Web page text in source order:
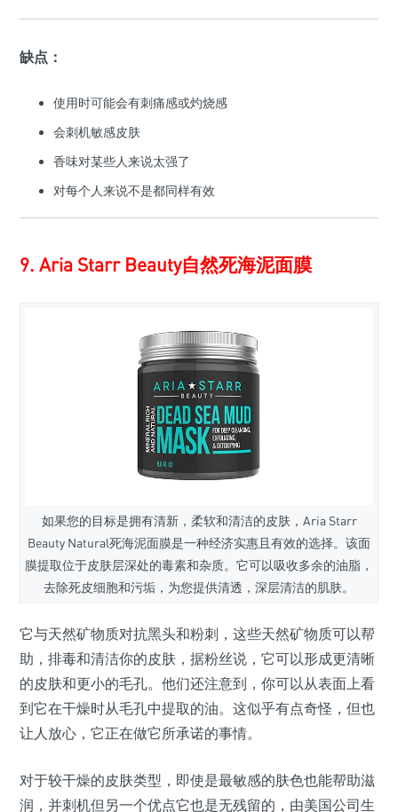
缺点：
使用时可能会有刺痛感或灼烧感
会刺机敏感皮肤
香味对某些人来说太强了
对每个人来说不是都同样有效
9. Aria Starr Beauty自然死海泥面膜
如果您的目标是拥有清新，柔软和清洁的皮肤，Aria Starr
Beauty Natural死海泥面膜是一种经济实惠且有效的选择。该面
膜提取位于皮肤层深处的毒素和杂质。它可以吸收多余的油脂，
去除死皮细胞和污垢，为您提供清透，深层清洁的肌肤。
它与天然矿物质对抗黑头和粉刺，这些天然矿物质可以帮
助，排毒和清洁你的皮肤，据粉丝说，它可以形成更清晰
的皮肤和更小的毛孔。他们还注意到，你可以从表面上看
到它在干燥时从毛孔中提取的油。这似乎有点奇怪，但也
让人放心，它正在做它所承诺的事情。
对于较干燥的皮肤类型，即使是最敏感的肤色也能帮助滋
润，并刺机但另一个优点它也是无残留的，由美国公司生